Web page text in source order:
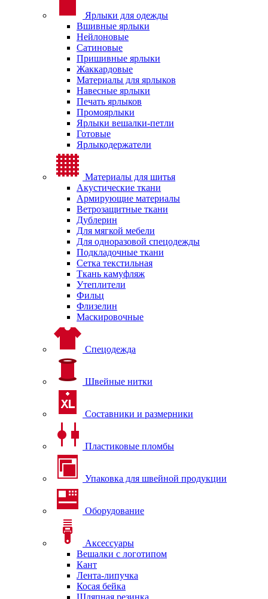
Ярлыки для одежды
Вшивные ярлыки
Нейлоновые
Сатиновые
Пришивные ярлыки
Жаккардовые
Материалы для ярлыков
Навесные ярлыки
Печать ярлыков
Промоярлыки
Ярлыки вешалки-петли
Готовые
Ярлыкодержатели
Материалы для шитья
Акустические ткани
Армирующие материалы
Ветрозащитные ткани
Дублерин
Для мягкой мебели
Для одноразовой спецодежды
Подкладочные ткани
Сетка текстильная
Ткань камуфляж
Утеплители
Фильц
Флизелин
Маскировочные
Спецодежда
Швейные нитки
Составники и размерники
Пластиковые пломбы
Упаковка для швейной продукции
Оборудование
Аксессуары
Вешалки с логотипом
Кант
Лента-липучка
Косая бейка
Шляпная резинка